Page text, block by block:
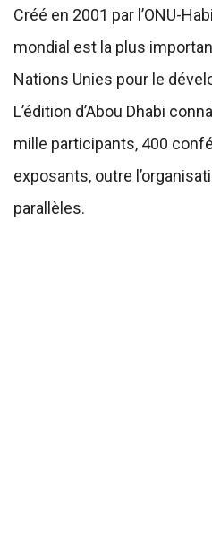
Créé en 2001 par l’ONU-
mondial est la plus
Nations Unies pour le
L’édition d’Abou Dhabi
mille participants, 400
exposants, outre
parallèles.